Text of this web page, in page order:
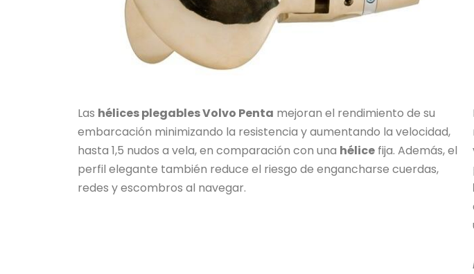
Las hélices plegables Volvo Penta mejoran el rendimiento de su
embarcación minimizando la resistencia y aumentando la velocidad,
hasta 1,5 nudos a vela, en comparación con una hélice fija. Además, el
perfil elegante también reduce el riesgo de engancharse cuerdas,
redes y escombros al navegar.